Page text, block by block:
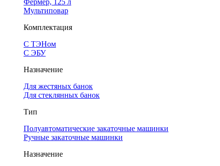
Фермер, 125 л
Мультиповар
Комплектация
С ТЭНом
С ЭБУ
Назначение
Для жестяных банок
Для стеклянных банок
Тип
Полуавтоматические закаточные машинки
Ручные закаточные машинки
Назначение